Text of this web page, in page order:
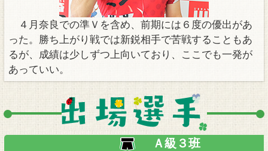
４月奈良での準Ｖを含め、前期には６度の優出があ
った。勝ち上がり戦では新鋭相手で苦戦することもあ
るが、成績は少しずつ上向いており、ここでも一発が
あっていい。
Ａ級３班